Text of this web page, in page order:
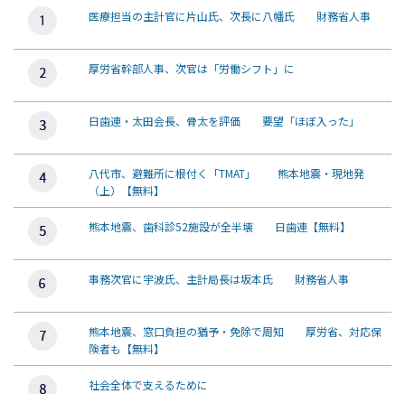
医療担当の主計官に片山氏、次長に八幡氏 財務省人事
厚労省幹部人事、次官は「労働シフト」に
日歯連・太田会長、骨太を評価 要望「ほぼ入った」
八代市、避難所に根付く「TMAT」 熊本地震・現地発
（上）【無料】
熊本地震、歯科診52施設が全半壊 日歯連【無料】
事務次官に宇波氏、主計局長は坂本氏 財務省人事
熊本地震、窓口負担の猶予・免除で周知 厚労省、対応保
険者も【無料】
社会全体で支えるために